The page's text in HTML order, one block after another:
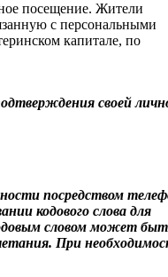
посещение. Жители
с персональными
капитале, по
своей
посредством
кодового слова для
словом может
При